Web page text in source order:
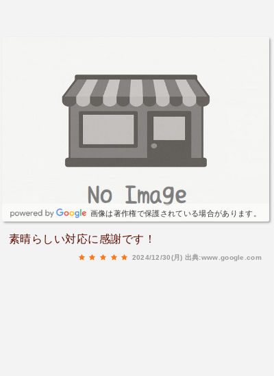
画像は著作権で保護されている場合があります。
素晴らしい対応に感謝です！
2024/12/30(月) 出典:www.google.com